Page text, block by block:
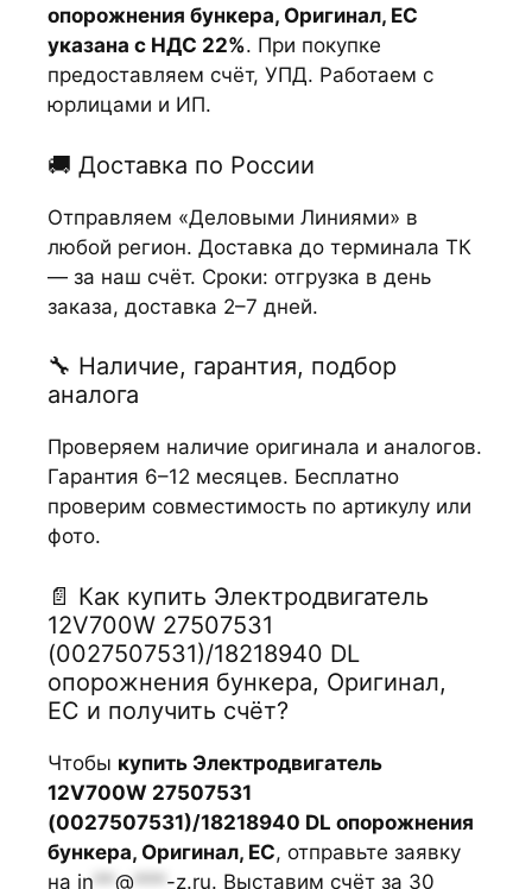
опорожнения бункера, Оригинал, ЕС
указана с НДС 22%. При покупке
предоставляем счёт, УПД. Работаем с
юрлицами и ИП.
🚚 Доставка по России
Отправляем «Деловыми Линиями» в
любой регион. Доставка до терминала ТК
— за наш счёт. Сроки: отгрузка в день
заказа, доставка 2–7 дней.
🔧 Наличие, гарантия, подбор
аналога
Проверяем наличие оригинала и аналогов.
Гарантия 6–12 месяцев. Бесплатно
проверим совместимость по артикулу или
фото.
📄 Как купить Электродвигатель
12V700W 27507531
(0027507531)/18218940 DL
опорожнения бункера, Оригинал,
ЕС и получить счёт?
Чтобы купить Электродвигатель
12V700W 27507531
(0027507531)/18218940 DL опорожнения
бункера, Оригинал, ЕС, отправьте заявку
на in ** @ *** -z.ru. Выставим счёт за 30